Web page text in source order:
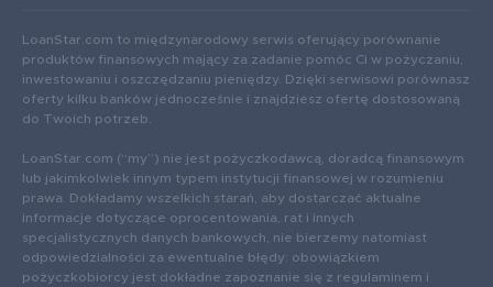
LoanStar.com to międzynarodowy serwis oferujący porównanie
produktów finansowych mający za zadanie pomóc Ci w pożyczaniu,
inwestowaniu i oszczędzaniu pieniędzy. Dzięki serwisowi porównasz
oferty kilku banków jednocześnie i znajdziesz ofertę dostosowaną
do Twoich potrzeb.
LoanStar.com (“my”) nie jest pożyczkodawcą, doradcą finansowym
lub jakimkolwiek innym typem instytucji finansowej w rozumieniu
prawa. Dokładamy wszelkich starań, aby dostarczać aktualne
informacje dotyczące oprocentowania, rat i innych
specjalistycznych danych bankowych, nie bierzemy natomiast
odpowiedzialności za ewentualne błędy: obowiązkiem
pożyczkobiorcy jest dokładne zapoznanie się z regulaminem i